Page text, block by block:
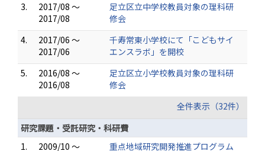
3.
2017/08 ～
2017/08
足立区立中学校教員対象の理科研
修会
4.
2017/06 ～
2017/06
千寿常東小学校にて「こどもサイ
エンスラボ」を開校
5.
2016/08 ～
2016/08
足立区立小学校教員対象の理科研
修会
全件表示（32件）
研究課題・受託研究・科研費
1.
2009/10 ～
重点地域研究開発推進プログラム